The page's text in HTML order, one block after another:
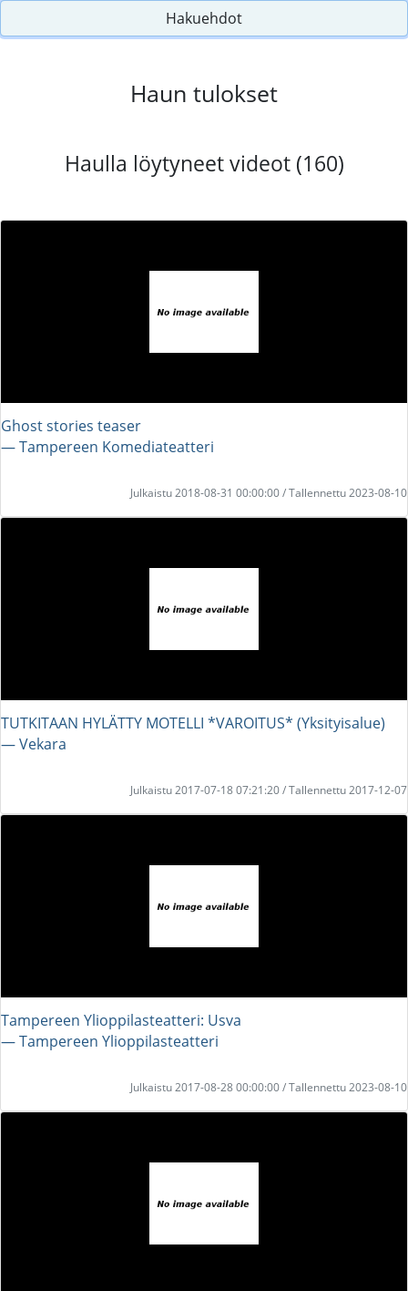
Hakuehdot
Haun tulokset
Haulla löytyneet videot (160)
Ghost stories teaser
― Tampereen Komediateatteri
Julkaistu 2018-08-31 00:00:00 / Tallennettu 2023-08-10
TUTKITAAN HYLÄTTY MOTELLI *VAROITUS* (Yksityisalue)
― Vekara
Julkaistu 2017-07-18 07:21:20 / Tallennettu 2017-12-07
Tampereen Ylioppilasteatteri: Usva
― Tampereen Ylioppilasteatteri
Julkaistu 2017-08-28 00:00:00 / Tallennettu 2023-08-10